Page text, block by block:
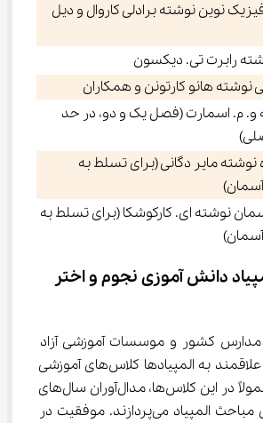
نوین نوشته برادلی کاروال و دیل
رابرت تی. دیکسون
نوشته هانو کارتونن و همکاران
و. م. اسمارت (فصل یک و دو، در حد
نوشته مایر دگانی (برای تسلط به
نوشته ای. کارکوشکا (برای تسلط به
دانش آموزی نجوم و اختر
مدارس کشور و موسسات آموزشی آزاد
برای دانش‌آموزان علاقمند به المپیادها کلاس‌های آموزشی
برگزار می‌کنند. معمولاً در این کلاس‌ها، مدال‌آوران سال‌های
گذشته به تدریس مباحث المپیاد می‌پردازند. موفقیت در